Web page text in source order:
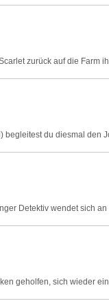
zurück auf die Farm
du diesmal den
Detektiv wendet sich
geholfen, sich wieder